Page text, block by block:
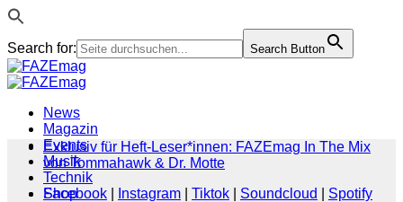
Search for: Search Button
Zum
Inhalt
News
Magazin
Events
Musik
Technik
Shop
Exklusiv für Heft-Leser*innen: FAZEmag In The Mix
von Tommahawk & Dr. Motte
Facebook
Instagram Tiktok Soundcloud
Spotify